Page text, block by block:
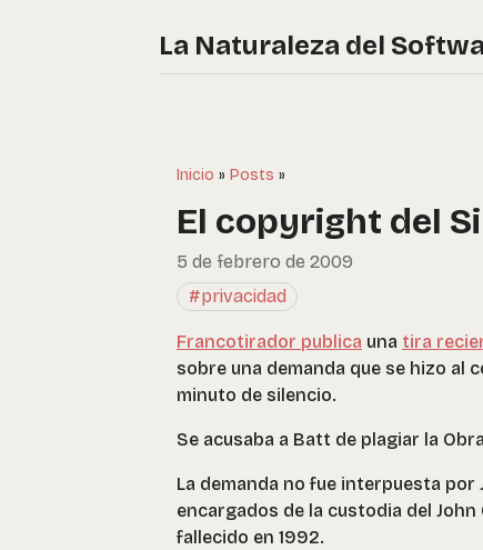
La Naturaleza del
Inicio » Posts »
El copyright del
5 de febrero de 2009
#privacidad
Francotirador publica una tira
sobre una demanda que se hizo al
minuto de silencio.
Se acusaba a Batt de plagiar la Obra
La demanda no fue interpuesta
encargados de la custodia del
fallecido en 1992.